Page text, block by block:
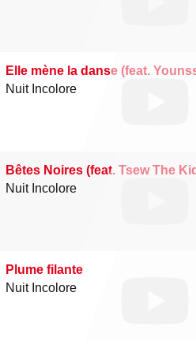
Elle mène la danse (feat.
Nuit Incolore
Bêtes Noires (feat. Tsew The
Nuit Incolore
Plume filante
Nuit Incolore